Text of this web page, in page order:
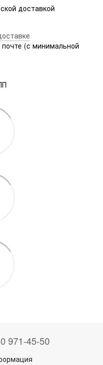
доставкой
(с минимальной
971-45-50